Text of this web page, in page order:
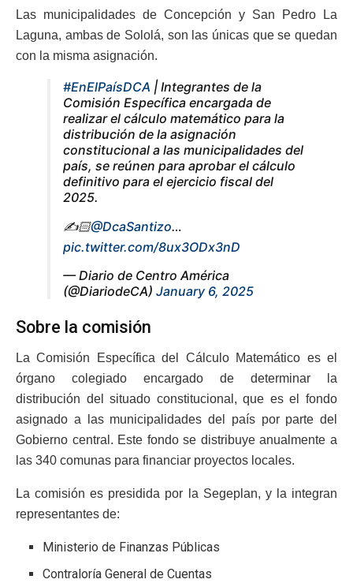
Las municipalidades de Concepción y San Pedro La
Laguna, ambas de Sololá, son las únicas que se quedan
con la misma asignación.
#EnElPaísDCA | Integrantes de la
Comisión Específica encargada de
realizar el cálculo matemático para la
distribución de la asignación
constitucional a las municipalidades del
país, se reúnen para aprobar el cálculo
definitivo para el ejercicio fiscal del
2025.
✍️🏻@DcaSantizo…
pic.twitter.com/8ux3ODx3nD
— Diario de Centro América
(@DiariodeCA) January 6, 2025
Sobre la comisión
La Comisión Específica del Cálculo Matemático es el
órgano colegiado encargado de determinar la
distribución del situado constitucional, que es el fondo
asignado a las municipalidades del país por parte del
Gobierno central. Este fondo se distribuye anualmente a
las 340 comunas para financiar proyectos locales.
La comisión es presidida por la Segeplan, y la integran
representantes de:
Ministerio de Finanzas Públicas
Contraloría General de Cuentas